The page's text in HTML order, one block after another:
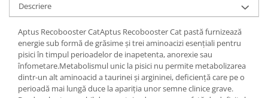
Descriere
Aptus Recobooster CatAptus Recobooster Cat pastă furnizează
energie sub formă de grăsime și trei aminoacizi esențiali pentru
pisici în timpul perioadelor de inapetenta, anorexie sau
înfometare.Metabolismul unic la pisici nu permite metabolizarea
dintr-un alt aminoacid a taurinei și argininei, deficiență care pe o
perioadă mai lungă duce la apariția unor semne clinice grave.